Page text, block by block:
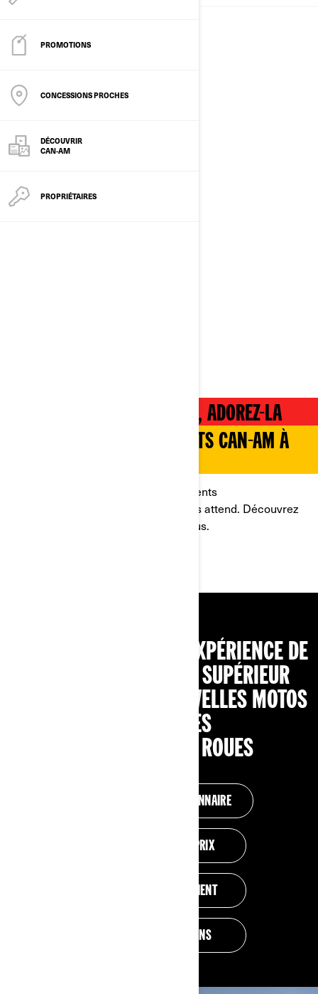
PROMOTIONS
CONCESSIONS PROCHES
DÉCOUVRIR
CAN-AM
PROPRIÉTAIRES
MOTOS 3 ROUES
DÉCOUVREZ-LA, ESSAYEZ-LA, ADOREZ-LA
DÉCOUVREZ LES ÉVÉNEMENTS CAN-AM À
Des essais routiers aux rassemblements
communautaires, un événement vous attend. Découvrez
tout ce qui se passe près de chez vous.
FAITES PASSER VOTRE EXPÉRIENCE DE
CONDUITE AU NIVEAU SUPÉRIEUR
AVEC NOS TOUTES NOUVELLES MOTOS
ÉLECTRIQUES
ET NOS MOTOS 3 ROUES
TROUVEZ UN CONCESSIONNAIRE
CONFIGURATION ET PRIX
OFFRES DE FINANCEMENT
VOIR LES PROMOTIONS